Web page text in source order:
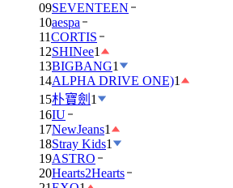
09SEVENTEEN
10aespa
11CORTIS
12SHINee1
13BIGBANG1
14ALPHA DRIVE ONE)1
15朴寶劍 1
16IU
17NewJeans1
18Stray Kids1
19ASTRO
20Hearts2Hearts